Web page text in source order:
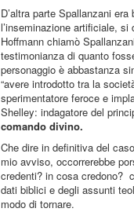
D’altra parte Spallanzani
l’inseminazione artificiale,
Hoffmann chiamò
testimonianza di quanto
personaggio è abbastanza
“avere introdotto tra la
sperimentatore feroce e
Shelley: indagatore del
comando divino.
Che dire in definitiva del
mio avviso, occorrerebbe
credenti? in cosa credono?
dati biblici e degli assunti
modo di tornare.